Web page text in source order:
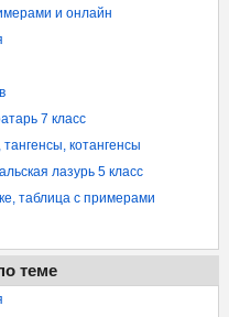
и онлайн
7 класс
котангенсы
лазурь 5 класс
таблица с примерами
теме